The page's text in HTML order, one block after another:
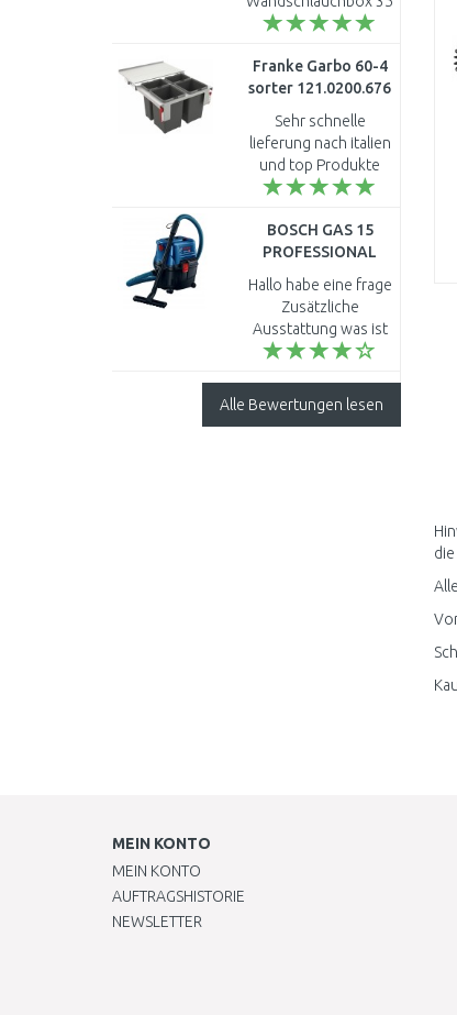
mir. Bestellt, leider e-
geschrieben. Richtige
e-Mail: Michael-rehe..
Franke Garbo 60-4
sorter 121.0200.676
Sehr schnelle
lieferung nach italien
und top Produkte
dankeSchön ..
BOSCH GAS 15
PROFESSIONAL
Universalstaubsauger
06019E5000
Hallo habe eine frage
Zusätzliche
Ausstattung was ist
dabei schlauch und
15 Danke Mfg ..
Alle Bewertungen lesen
MEIN KONTO
MEIN KONTO
AUFTRAGSHISTORIE
NEWSLETTER